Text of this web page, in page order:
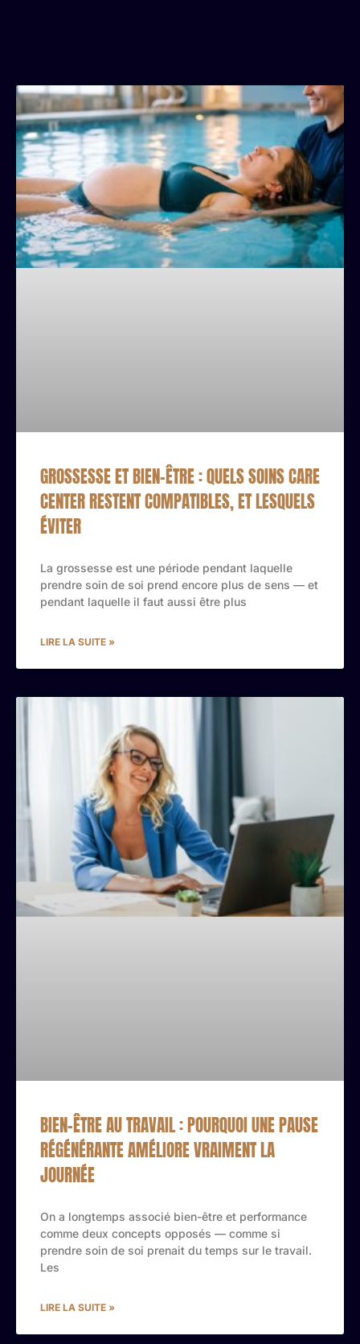
GROSSESSE ET BIEN-ÊTRE : QUELS SOINS CARE
CENTER RESTENT COMPATIBLES, ET LESQUELS
ÉVITER
La grossesse est une période pendant laquelle
prendre soin de soi prend encore plus de sens — et
pendant laquelle il faut aussi être plus
LIRE LA SUITE »
BIEN-ÊTRE AU TRAVAIL : POURQUOI UNE PAUSE
RÉGÉNÉRANTE AMÉLIORE VRAIMENT LA
JOURNÉE
On a longtemps associé bien-être et performance
comme deux concepts opposés — comme si
prendre soin de soi prenait du temps sur le travail.
Les
LIRE LA SUITE »